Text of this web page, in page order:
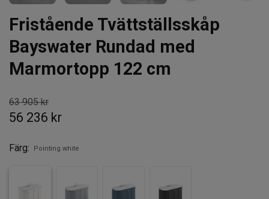
Fristående Tvättställsskåp
Bayswater Rundad med
Marmortopp 122 cm
63 905 kr
56 236 kr
Färg: Pointing white